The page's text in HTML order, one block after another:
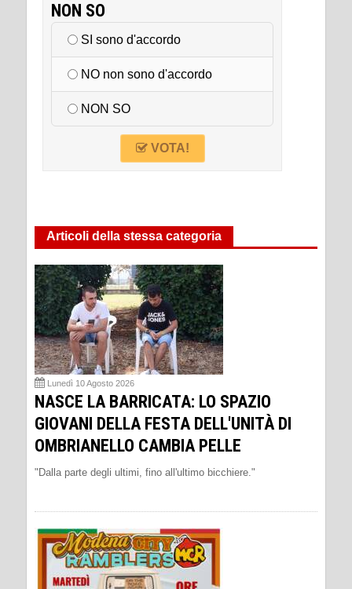
NON SO
SI sono d'accordo
NO non sono d'accordo
NON SO
VOTA!
Articoli della stessa categoria
Lunedì 10 Agosto 2026
NASCE LA BARRICATA: LO SPAZIO
GIOVANI DELLA FESTA DELL'UNITÀ DI
OMBRIANELLO CAMBIA PELLE
"Dalla parte degli ultimi, fino all'ultimo bicchiere."